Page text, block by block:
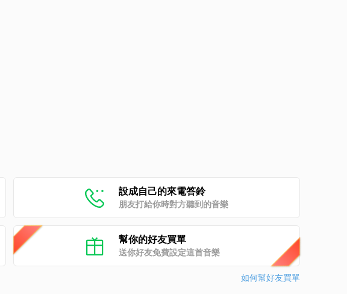
設成自己的來電答鈴
朋友打給你時對方聽到的音樂
幫你的好友買單
送你好友免費設定這首音樂
如何幫好友買單